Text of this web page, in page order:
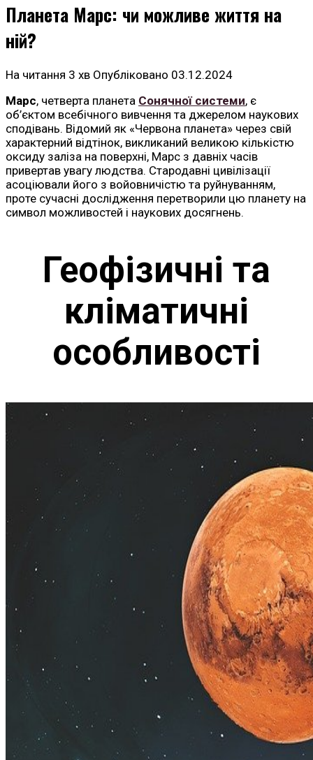
Планета Марс: чи можливе життя на
ній?
На читання 3 хв Опубліковано 03.12.2024
Марс, четверта планета Сонячної системи, є
об’єктом всебічного вивчення та джерелом наукових
сподівань. Відомий як «Червона планета» через свій
характерний відтінок, викликаний великою кількістю
оксиду заліза на поверхні, Марс з давніх часів
привертав увагу людства. Стародавні цивілізації
асоціювали його з войовничістю та руйнуванням,
проте сучасні дослідження перетворили цю планету на
символ можливостей і наукових досягнень.
Геофізичні та
кліматичні
особливості